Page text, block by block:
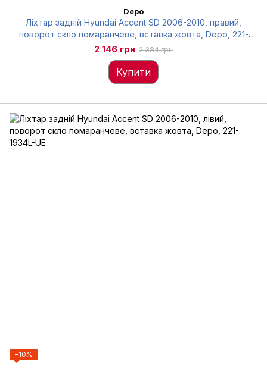
Depo
Ліхтар задній Hyundai Accent SD 2006-2010, правий,
поворот скло помаранчеве, вставка жовта, Depo, 221-
1934R-UE
2 146 грн 2 384 грн
Купити
−10%